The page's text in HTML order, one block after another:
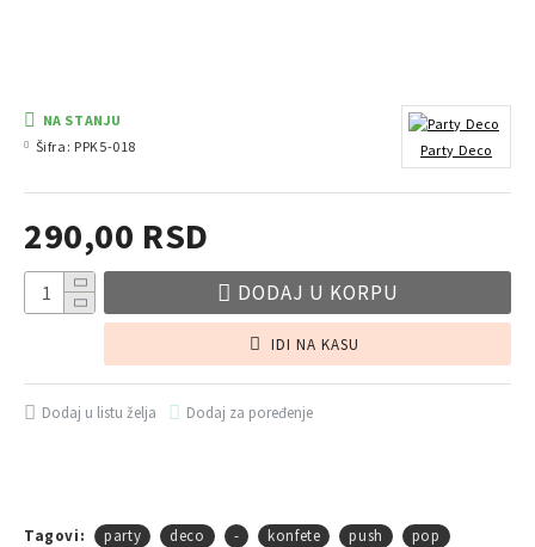
290,00 RSD
NA STANJU
Šifra: PPK5-018 Party Deco
DODAJ U KORPU
IDI NA KASU
Dodaj u listu želja Dodaj za poređenje
Tagovi: party deco - konfete push
pop